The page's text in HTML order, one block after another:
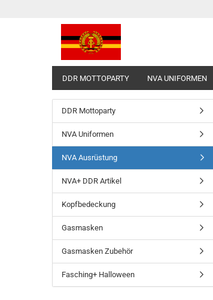
DDR MOTTOPARTY NVA UNIFORMEN
DDR Mottoparty
NVA Uniformen
NVA Ausrüstung
NVA+ DDR Artikel
Kopfbedeckung
Gasmasken
Gasmasken Zubehör
Fasching+ Halloween